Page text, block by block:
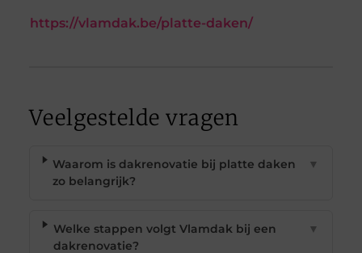
https://vlamdak.be/platte-daken/
Veelgestelde vragen
Waarom is dakrenovatie bij platte daken
zo belangrijk?
▼
Welke stappen volgt Vlamdak bij een
dakrenovatie?
▼